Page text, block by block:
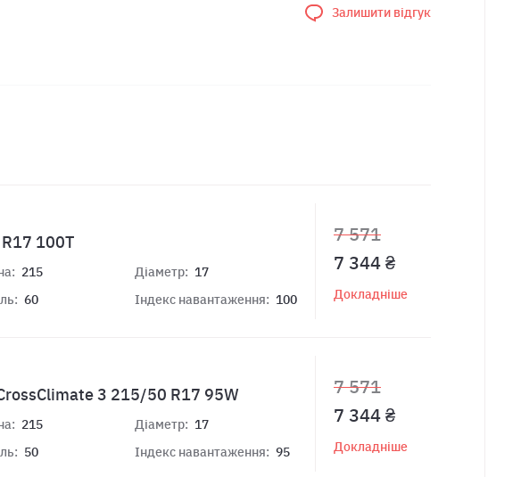
Залишити відгук
100T
215
60
Діаметр: 17
Індекс навантаження: 100
7 571
7 344 ₴
Докладніше
3 215/50 R17 95W
215
50
Діаметр: 17
Індекс навантаження: 95
7 571
7 344 ₴
Докладніше